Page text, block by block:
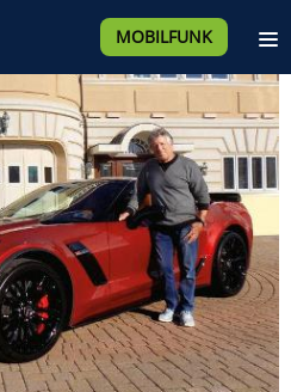
MOBILFUNK